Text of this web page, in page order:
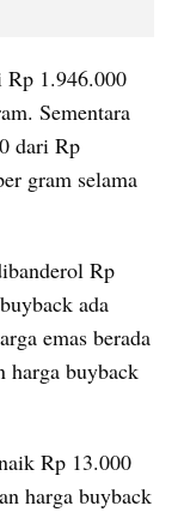
Rp 1.946.000
Sementara
dari Rp
gram selama
Rp
ada
emas berada
harga buyback
Rp 13.000
harga buyback